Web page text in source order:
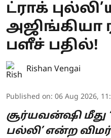
ட்ராக்
பளீச் பதில்!
Rishan Vengai
Published on: 06 Aug 2026,
சூர்யவன்ஷி மீது
பல்லி’ என்ற